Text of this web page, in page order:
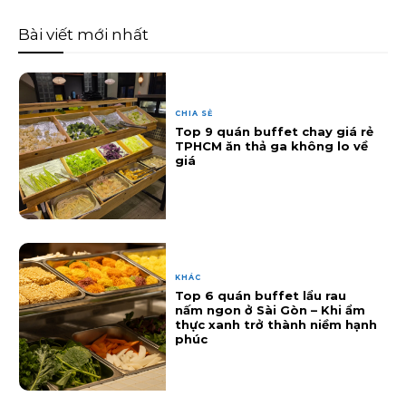
Bài viết mới nhất
CHIA SẺ
Top 9 quán buffet chay giá rẻ
TPHCM ăn thả ga không lo về
giá
KHÁC
Top 6 quán buffet lẩu rau
nấm ngon ở Sài Gòn – Khi ẩm
thực xanh trở thành niềm hạnh
phúc